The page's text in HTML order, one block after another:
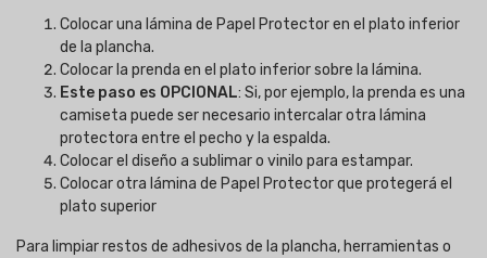
Colocar una lámina de Papel Protector en el plato inferior
de la plancha.
Colocar la prenda en el plato inferior sobre la lámina.
Este paso es OPCIONAL: Si, por ejemplo, la prenda es una
camiseta puede ser necesario intercalar otra lámina
protectora entre el pecho y la espalda.
Colocar el diseño a sublimar o vinilo para estampar.
Colocar otra lámina de Papel Protector que protegerá el
plato superior
Para limpiar restos de adhesivos de la plancha, herramientas o